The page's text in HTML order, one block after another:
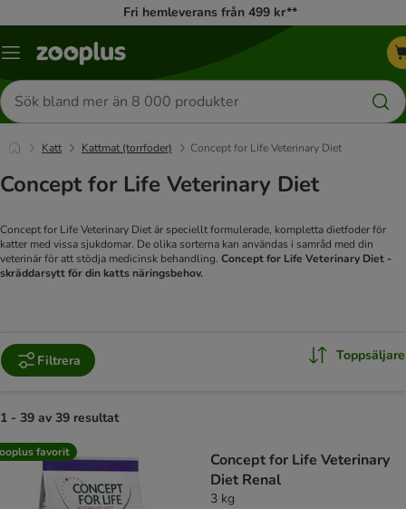
Fri hemleverans från 499 kr**
Katalogmeny
Sök
efter
produkter
Katt Kattmat (torrfoder) Concept for Life Veterinary Diet
Concept for Life Veterinary Diet
Concept for Life Veterinary Diet är speciellt formulerade, kompletta dietfoder för
katter med vissa sjukdomar. De olika sorterna kan användas i samråd med din
veterinär för att stödja medicinsk behandling. Concept for Life Veterinary Diet -
skräddarsytt för din katts näringsbehov.
Filtrera Toppsäljare
1 - 39 av 39 resultat
product items have been changed
favorit
Concept for Life Veterinary
Diet Renal
3 kg